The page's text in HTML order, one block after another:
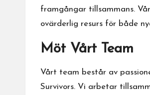
framgångar tillsammans.
ovärderlig resurs för både
Möt Vårt Team
Vårt team består av
Survivors. Vi arbetar